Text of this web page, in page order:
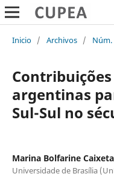
Inicio / Archivos / Núm.
argentinas
Sul-Sul no
Marina Bolfarine Caixeta
Universidade de Brasília